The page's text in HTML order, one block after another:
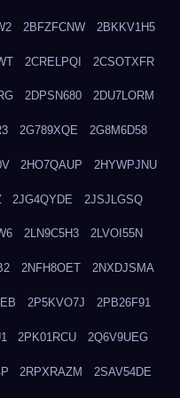
2BFZFCNW 2BKKV1H5
2CRELPQI 2CSOTXFR
2DPSN680 2DU7LORM
2G789XQE 2G8M6D58
2HO7QAUP 2HYWPJNU
2JG4QYDE 2JSJLGSQ
2LN9C5H3 2LVOI55N
2NFH8OET 2NXDJSMA
2P5KVO7J 2PB26F91
2PK01RCU 2Q6V9UEG
2RPXRAZM 2SAV54DE